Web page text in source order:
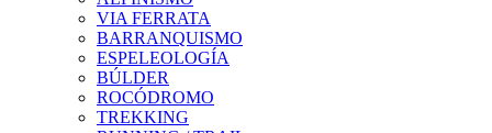
VIA FERRATA
BARRANQUISMO
ESPELEOLOGÍA
BÚLDER
ROCÓDROMO
TREKKING